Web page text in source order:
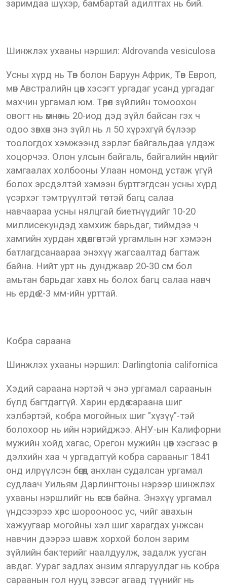
заримдаа шүхэр, бамбартай адилтгах нь бий.
Шинжлэх ухааны нэршил: Aldrovanda vesiculosa
Усны хүрд нь Төв болон Баруун Африк, Төв Европ,
мөн Австралийн цөөн хэсэгт ургадаг усанд ургадаг
махчин ургамал юм. Төрөл зүйлийн томоохон
овогт нь өмнө нь 20-иод дэд зүйл байсан гэх ч
одоо зөвхөн энэ зүйл нь л 50 хүрэхгүй бүлээр
тоологдох хэмжээнд зэрлэг байгальдаа үлдэж
хоцорчээ. Олон улсын байгаль, байгалийн нөөцийг
хамгаалах холбооны Улаан номонд устаж үгүй
болох эрсдэлтэй хэмээн бүртгэгдсэн усны хүрд
үсэрхэг тэмтрүүлтэй төстэй багц салаа
навчаараа усны нялцгай биетнүүдийг 10-20
миллисекундэд хамхиж барьдаг, тиймдээ ч
хамгийн хурдан хөдөлгөөнтэй ургамлын нэг хэмээн
батлагдсанаараа энэхүү жагсаалтад багтаж
байна. Нийт урт нь дунджаар 20-30 см бол
амьтан барьдаг хавх нь болох багц салаа навч
нь ердөө 2-3 мм-ийн урттай.
Кобра сараана
Шинжлэх ухааны нэршил: Darlingtonia californica
Хэдий сараана нэртэй ч энэ ургамал сараанын
бүлд багтдаггүй. Харин ердөө сараана шиг
хэлбэртэй, кобра могойных шиг "хүзүү"-тэй
болохоор нь ийн нэрийджээ. АНУ-ын Калифорни
мужийн хойд хагас, Орегон мужийн цөөн хэсгээс өөр
дэлхийн хаа ч ургадаггүй кобра сарааныг 1841
онд илрүүлсэн бөгөөд анхлан судалсан ургамал
судлаач Уильям Дарлингтоны нэрээр шинжлэх
ухааны нэршлийг нь өгсөн байна. Энэхүү ургамал
үндсээрээ хөрс шорооноос ус, чийг авахын
хажуугаар могойны хэл шиг харагдах унжсан
навчин дээрээ шавж хорхой болон зарим
зүйлийн бактерийг наалдуулж, задалж уусган
авдаг. Уураг задлах энзим ялгаруулдаг нь кобра
сараанын гол нууц зэвсэг агаад түүнийг нь